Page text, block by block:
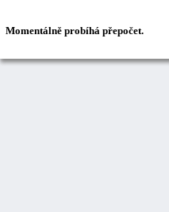
Momentálně probíhá přepočet.